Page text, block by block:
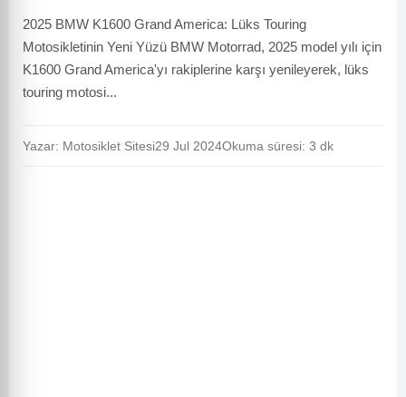
2025 BMW K1600 Grand America: Lüks Touring
Motosikletinin Yeni Yüzü BMW Motorrad, 2025 model yılı için
K1600 Grand America'yı rakiplerine karşı yenileyerek, lüks
touring motosi...
Yazar: Motosiklet Sitesi29 Jul 2024Okuma süresi: 3 dk